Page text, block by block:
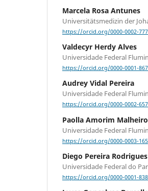
Marcela Rosa Antunes
Universitätsmedizin der
https://orcid.org/0000-0002-
Valdecyr Herdy Alves
Universidade Federal
https://orcid.org/0000-0001-
Audrey Vidal Pereira
Universidade Federal
https://orcid.org/0000-0002-
Paolla Amorim
Universidade Federal
https://orcid.org/0000-0003-
Diego Pereira Rodrigues
Universidade Federal do
https://orcid.org/0000-0001-